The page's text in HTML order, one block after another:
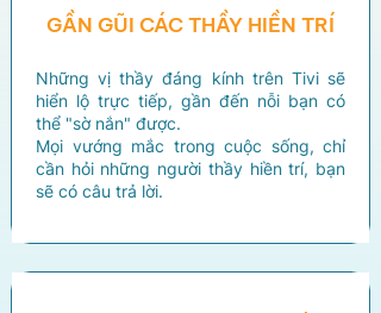
GẦN GŨI CÁC THẦY HIỀN TRÍ
Những vị thầy đáng kính trên Tivi sẽ
hiển lộ trực tiếp, gần đến nỗi bạn có
thể "sờ nắn" được.
Mọi vướng mắc trong cuộc sống, chỉ
cần hỏi những người thầy hiền trí, bạn
sẽ có câu trả lời.